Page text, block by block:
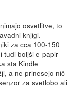
osvetlitve, to
knjigi.
za cca 100-150
tudi boljši e-papir
sta Kindle
a ne prinesejo nič
za svetlobo ali